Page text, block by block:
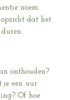
noem.
dat het
onthouden?
je een uur
Of hoe